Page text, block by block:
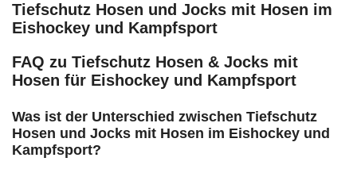
Tiefschutz Hosen und Jocks mit Hosen im
Eishockey und Kampfsport
FAQ zu Tiefschutz Hosen & Jocks mit
Hosen für Eishockey und Kampfsport
Was ist der Unterschied zwischen Tiefschutz
Hosen und Jocks mit Hosen im Eishockey und
Kampfsport?